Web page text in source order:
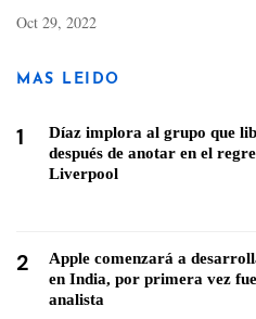
Oct 29, 2022
MAS LEIDO
1
Díaz implora al grupo que
después de anotar en el
Liverpool
2
Apple comenzará a
en India, por primera vez
analista